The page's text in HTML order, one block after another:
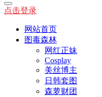
点击登录
网站首页
图毒森林
网红正妹
Cosplay
美丝博主
日韩套图
森萝财团